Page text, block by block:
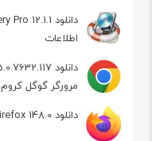
اطلاعات
مرورگر گوگل کروم
دانلود mozilla firefox 148.0 مرورگر موزیلا فایرفاکس